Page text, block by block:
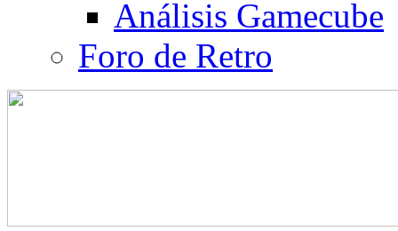
Análisis Gamecube
Foro de Retro